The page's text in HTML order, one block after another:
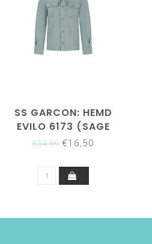
SS GARCON: HEMD
EVILO 6173 (SAGE
GREEN)
€54,99€16,50